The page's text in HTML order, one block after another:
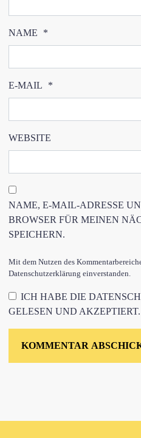
NAME *
E-MAIL *
WEBSITE
NAME, E-MAIL-ADRESSE
BROWSER FÜR MEINEN
SPEICHERN.
Mit dem Nutzen des
Datenschutzerklärung einverstanden.
ICH HABE DIE
GELESEN UND AKZEPTIERT.